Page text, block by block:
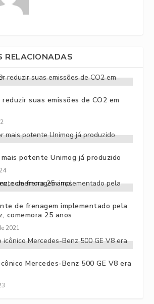
RELACIONADAS
suas emissões de CO2 em
potente Unimog já produzido
de frenagem implementado pela
comemora 25 anos
2021
Mercedes-Benz 500 GE V8 era